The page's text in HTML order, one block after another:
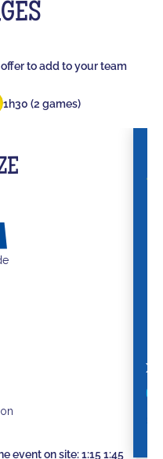
to add to your team
1h30 (2 games)
event on site:1:151:45